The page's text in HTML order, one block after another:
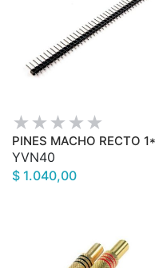
PINES MACHO RECTO
YVN40
$ 1.040,00